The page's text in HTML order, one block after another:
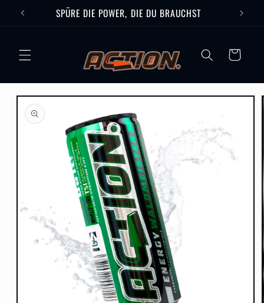
zum
SPÜRE DIE POWER, DIE DU BRAUCHST
Warenkorb